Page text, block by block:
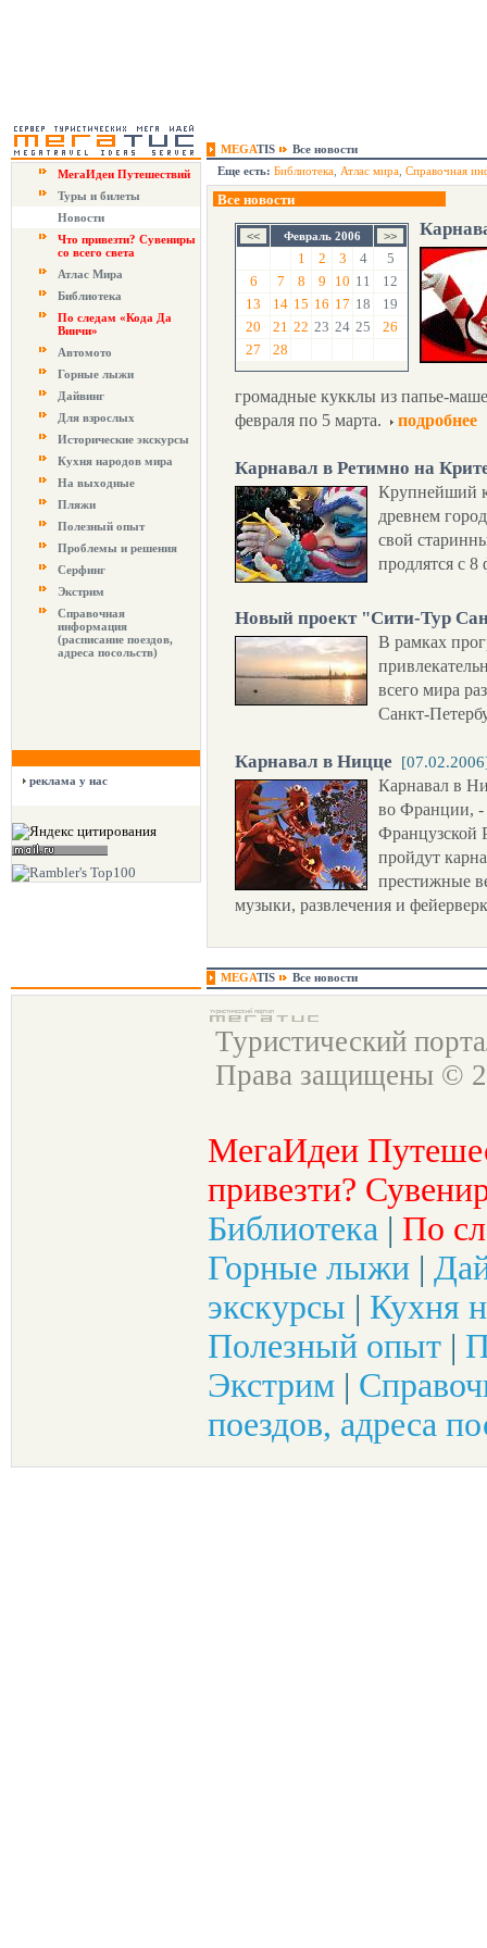
MEGATIS
Все новости
МегаИдеи Путешествий
Туры и билеты
Новости
Что привезти? Сувениры
со всего света
Атлас Мира
Библиотека
По следам «Кода Да
Винчи»
Автомото
Горные лыжи
Дайвинг
Для взрослых
Исторические экскурсы
Кухня народов мира
На выходные
Пляжи
Полезный опыт
Проблемы и решения
Серфинг
Экстрим
Справочная
информация
(расписание поездов,
адреса посольств)
реклама у нас
Еще есть: Библиотека Атлас мира Справочная
Все новости
Февраль 2006
1 2 3 4
5
6
7 8 9 10 11
12
13
14 15 16 17 18
19
20
21 22 23 24 25
26
27
28
громадные кукклы из папье-
февраля по 5 марта.
подробнее
Карнавал в Ретимно на
Крупнейший
древнем
свой
продлятся с 8
Новый проект "Сити-Тур
В рамках
всего мира
Санкт-
Карнавал в Ницце
Карнавал в
во Франции, -
Французской
пройдут
престижные
музыки, развлечения и
MEGATIS Все новости
Туристический
Права защищены ©
МегаИдеи
привезти?
Библиотека | По
Горные лыжи |
экскурсы | Кухня
Полезный опыт |
Экстрим |
поездов, адреса